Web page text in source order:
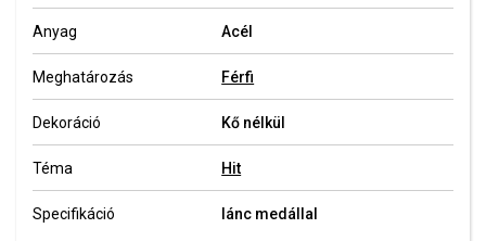
Anyag Acél
Meghatározás Férfi
Dekoráció Kő nélkül
Téma Hit
Specifikáció lánc medállal